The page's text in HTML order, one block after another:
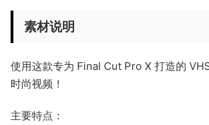
素材说明
使用这款专为 Final Cut Pro X 打造的
时尚视频！
主要特点：